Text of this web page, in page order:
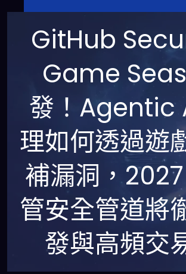
GitHub
Game
發！Agentic
理如何透過遊
補漏洞，
管安全管道將
發與高頻交